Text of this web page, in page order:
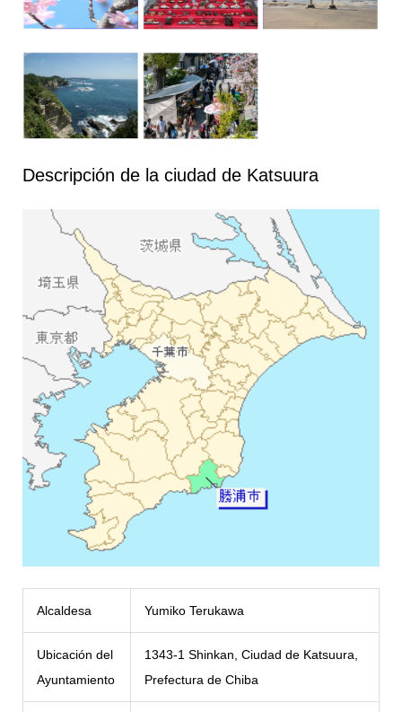
Descripción de la ciudad de Katsuura
Alcaldesa Yumiko Terukawa
Ubicación del
Ayuntamiento
1343-1 Shinkan, Ciudad de Katsuura,
Prefectura de Chiba